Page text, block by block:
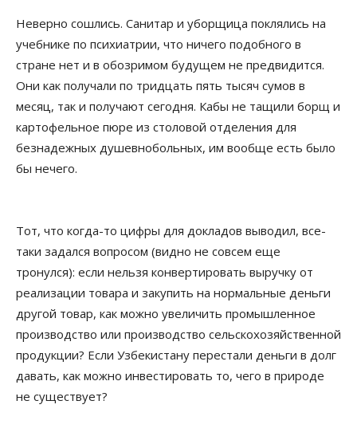
Неверно сошлись. Санитар и уборщица поклялись на
учебнике по психиатрии, что ничего подобного в
стране нет и в обозримом будущем не предвидится.
Они как получали по тридцать пять тысяч сумов в
месяц, так и получают сегодня. Кабы не тащили борщ и
картофельное пюре из столовой отделения для
безнадежных душевнобольных, им вообще есть было
бы нечего.
Тот, что когда-то цифры для докладов выводил, все-
таки задался вопросом (видно не совсем еще
тронулся): если нельзя конвертировать выручку от
реализации товара и закупить на нормальные деньги
другой товар, как можно увеличить промышленное
производство или производство сельскохозяйственной
продукции? Если Узбекистану перестали деньги в долг
давать, как можно инвестировать то, чего в природе
не существует?